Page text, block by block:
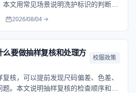
文用常见场景说明洗护标识的判断方
色和变形。帮助家长按流程核对问题、
2026/08/04
要做抽样复核和处理方
校服政策
核，可以提前发现尺码偏差、色差、
。本文说明抽样复核的检查顺序和记